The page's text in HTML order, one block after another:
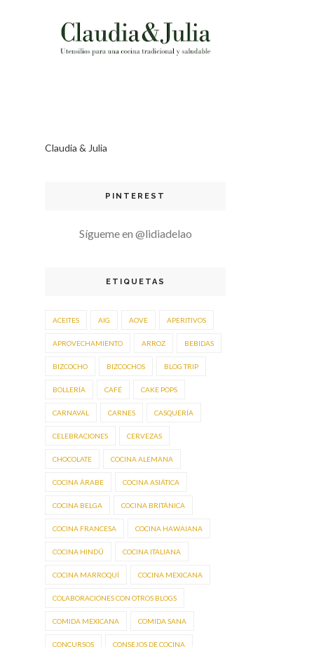
Claudia & Julia
PINTEREST
Sígueme en @lidiadelao
ETIQUETAS
ACEITES AIG AOVE APERITIVOS
APROVECHAMIENTO ARROZ BEBIDAS
BIZCOCHO BIZCOCHOS BLOG TRIP
BOLLERÍA CAFÉ CAKE POPS
CARNAVAL CARNES CASQUERÍA
CELEBRACIONES CERVEZAS
CHOCOLATE COCINA ALEMANA
COCINA ÁRABE COCINA ASIÁTICA
COCINA BELGA COCINA BRITÁNICA
COCINA FRANCESA COCINA HAWAIANA
COCINA HINDÚ COCINA ITALIANA
COCINA MARROQUÍ COCINA MEXICANA
COLABORACIONES CON OTROS BLOGS
COMIDA MEXICANA COMIDA SANA
CONCURSOS CONSEJOS DE COCINA